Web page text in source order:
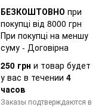
БЕЗКОШТОВНО при
покупці від 8000 грн
При покупці на меншу
суму - Договірна
250 грн и товар будет
у вас в течении 4
часов
Заказы подтверждаются в